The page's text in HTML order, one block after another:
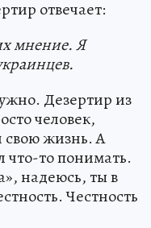
отвечает:
мнение. Я
Дезертир из
человек,
свою жизнь. А
что-то понимать.
надеюсь, ты в
Честность